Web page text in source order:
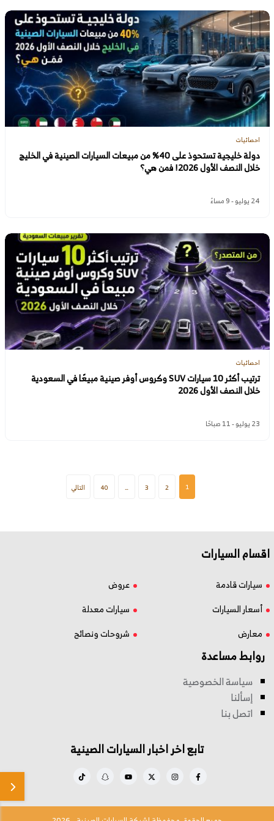
احصائيات
دولة خليجية تستحوذ على 40% من مبيعات السيارات الصينية في الخليج
خلال النصف الأول 2026! فمن هي؟
24 يوليو - 9 مساءً
احصائيات
ترتيب أكثر 10 سيارات SUV وكروس أوفر صينية مبيعًا في السعودية
خلال النصف الأول 2026
23 يوليو - 11 صباحًا
1
2
3
…
40 التالي
اقسام السيارات
سيارات قادمة
عروض
أسعار السيارات
سيارات معدلة
معارض
شروحات ونصائح
روابط مساعدة
سياسة الخصوصية
إسألنا
اتصل بنا
تابع اخر اخبار السيارات الصينية